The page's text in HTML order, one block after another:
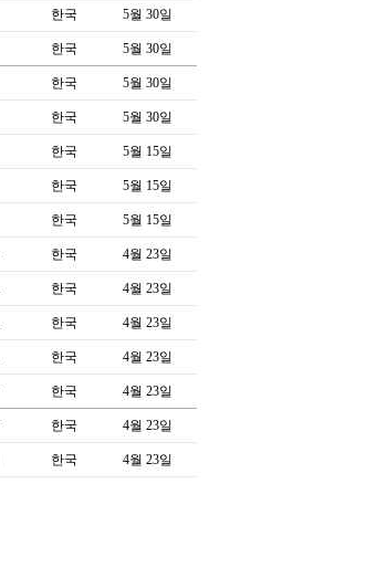
한국 5월 30일
한국 5월 30일
한국 5월 30일
한국 5월 30일
한국 5월 15일
한국 5월 15일
한국 5월 15일
한국 4월 23일
한국 4월 23일
한국 4월 23일
한국 4월 23일
한국 4월 23일
한국 4월 23일
한국 4월 23일